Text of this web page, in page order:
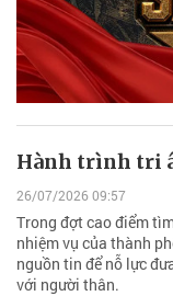
Hành trình tri
26/07/2026 09:57
Trong đợt cao điểm
nhiệm vụ của thành
nguồn tin để nỗ lực
với người thân.